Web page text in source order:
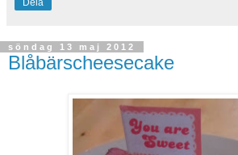
Dela
söndag 13 maj 2012
Blåbärscheesecake